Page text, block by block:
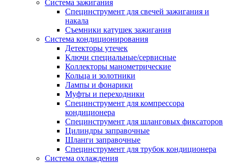
Система зажигания
Специнструмент для свечей зажигания и
накала
Съемники катушек зажигания
Система кондиционирования
Детекторы утечек
Ключи специальные/сервисные
Коллекторы манометрические
Кольца и золотники
Лампы и фонарики
Муфты и переходники
Специнструмент для компрессора
кондиционера
Специнструмент для шланговых фиксаторов
Цилиндры заправочные
Шланги заправочные
Специнструмент для трубок кондиционера
Система охлаждения